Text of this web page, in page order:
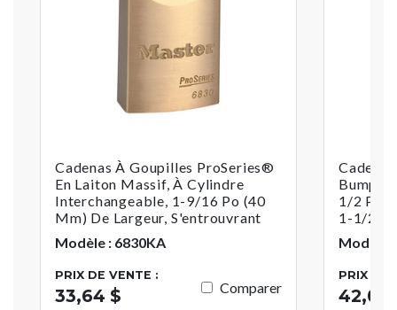
Cadenas À Goupilles ProSeries®
En Laiton Massif, À Cylindre
Interchangeable, 1-9/16 Po (40
Mm) De Largeur, S'entrouvrant
Modèle : 6830KA
PRIX DE VENTE :
33,64 $ Comparer
1/2 Po
1-1/2
Modèle
PRIX DE
42,02